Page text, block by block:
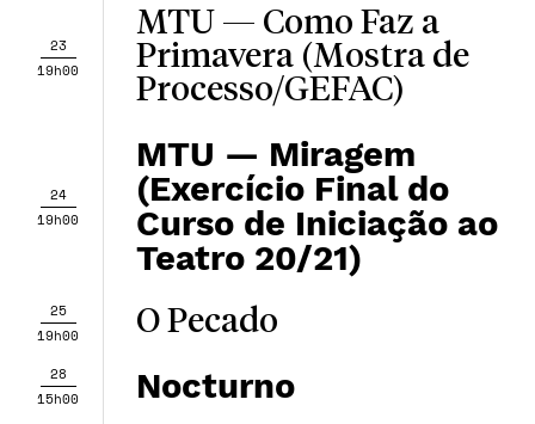
23
19h00
MTU — Como Faz a
Primavera (Mostra de
Processo/GEFAC)
24
19h00
MTU — Miragem
(Exercício Final do
Curso de Iniciação ao
Teatro 20/21)
25
19h00
O Pecado
28
15h00
Nocturno